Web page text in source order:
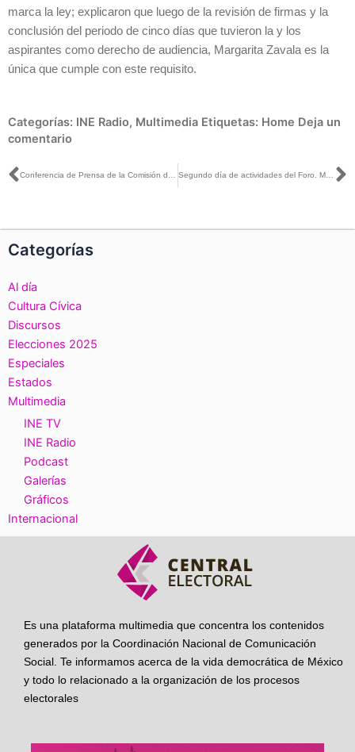
marca la ley; explicaron que luego de la revisión de firmas y la
conclusión del periodo de cinco días que tuvieron la y los
aspirantes como derecho de audiencia, Margarita Zavala es la
única que cumple con este requisito.
Categorías: INE Radio, Multimedia Etiquetas: Home Deja un
comentario
Ant Segundo día de actividades del Foro. Mejorando la Conversación Electoral: Alternativas para Combatir la Desinformación
Categorías
Al día
Cultura Cívica
Discursos
Elecciones 2025
Especiales
Estados
Multimedia
INE TV
INE Radio
Podcast
Galerías
Gráficos
Internacional
Es una plataforma multimedia que concentra los contenidos
generados por la Coordinación Nacional de Comunicación
Social. Te informamos acerca de la vida democrática de México
y todo lo relacionado a la organización de los procesos
electorales